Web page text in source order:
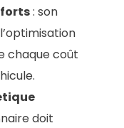
forts: son
chaque coût
doit